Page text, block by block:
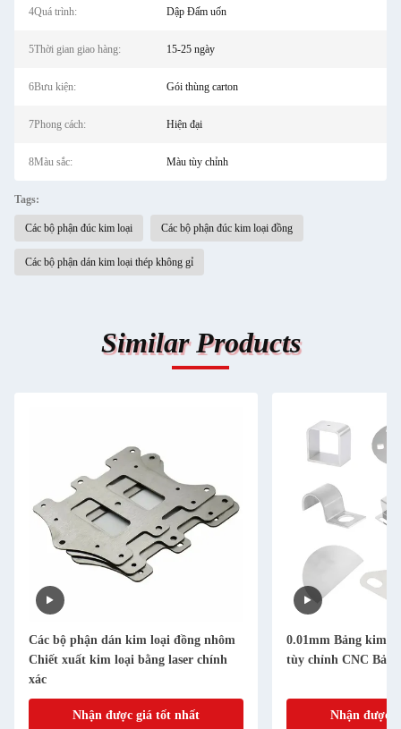
4Quá trình: Dập Đấm uốn
5Thời gian giao hàng: 15-25 ngày
6Bưu kiện: Gói thùng carton
7Phong cách: Hiện đại
8Màu sắc: Màu tùy chỉnh
Tags:
Các bộ phận đúc kim loại Các bộ phận đúc kim loại đồng
Các bộ phận dán kim loại thép không gỉ
Similar Products
Các bộ phận dán kim loại đồng nhôm
Chiết xuất kim loại bằng laser chính
xác
Nhận được giá tốt nhất
0.01mm Bảng kim
tùy chỉnh CNC
Nhận được